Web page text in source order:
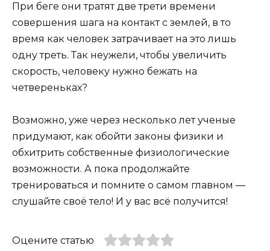
При беге они тратят две трети времени
совершения шага на контакт с землей, в то
время как человек затрачивает на это лишь
одну треть. Так неужели, чтобы увеличить
скорость, человеку нужно бежать на
четвереньках?
Возможно, уже через несколько лет ученые
придумают, как обойти законы физики и
обхитрить собственные физиологические
возможности. А пока продолжайте
тренироваться и помните о самом главном —
слушайте своё тело! И у вас всё получится!
Оцените статью